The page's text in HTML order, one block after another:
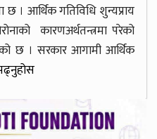
। आर्थिक गतिविधि शुन्यप्राय
कारणअर्थतन्त्रमा परेको
छ । सरकार आगामी आर्थिक